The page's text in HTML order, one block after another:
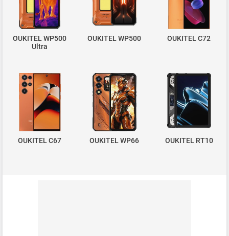
OUKITEL WP500
Ultra
OUKITEL WP500 OUKITEL C72
OUKITEL C67 OUKITEL WP66 OUKITEL RT10